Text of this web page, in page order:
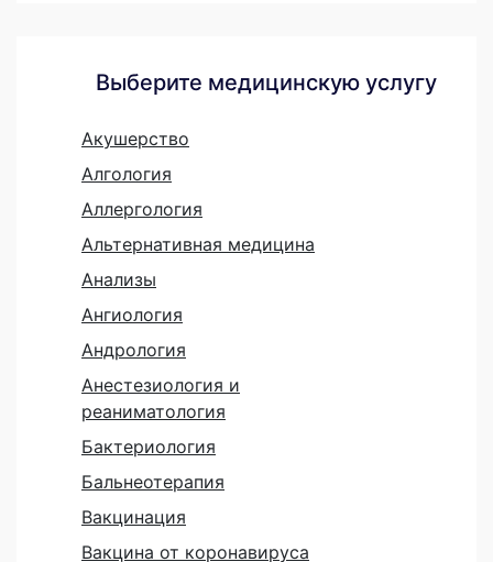
Выберите медицинскую услугу
Акушерство
Алгология
Аллергология
Альтернативная медицина
Анализы
Ангиология
Андрология
Анестезиология и
реаниматология
Бактериология
Бальнеотерапия
Вакцинация
Вакцина от коронавируса